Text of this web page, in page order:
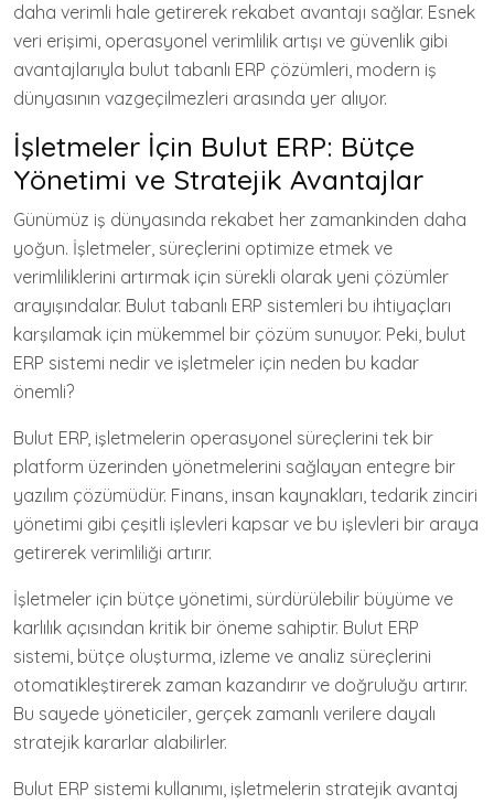
daha verimli hale getirerek rekabet avantajı sağlar. Esnek
veri erişimi, operasyonel verimlilik artışı ve güvenlik gibi
avantajlarıyla bulut tabanlı ERP çözümleri, modern iş
dünyasının vazgeçilmezleri arasında yer alıyor.
İşletmeler İçin Bulut ERP: Bütçe
Yönetimi ve Stratejik Avantajlar
Günümüz iş dünyasında rekabet her zamankinden daha
yoğun. İşletmeler, süreçlerini optimize etmek ve
verimliliklerini artırmak için sürekli olarak yeni çözümler
arayışındalar. Bulut tabanlı ERP sistemleri bu ihtiyaçları
karşılamak için mükemmel bir çözüm sunuyor. Peki, bulut
ERP sistemi nedir ve işletmeler için neden bu kadar
önemli?
Bulut ERP, işletmelerin operasyonel süreçlerini tek bir
platform üzerinden yönetmelerini sağlayan entegre bir
yazılım çözümüdür. Finans, insan kaynakları, tedarik zinciri
yönetimi gibi çeşitli işlevleri kapsar ve bu işlevleri bir araya
getirerek verimliliği artırır.
İşletmeler için bütçe yönetimi, sürdürülebilir büyüme ve
karlılık açısından kritik bir öneme sahiptir. Bulut ERP
sistemi, bütçe oluşturma, izleme ve analiz süreçlerini
otomatikleştirerek zaman kazandırır ve doğruluğu artırır.
Bu sayede yöneticiler, gerçek zamanlı verilere dayalı
stratejik kararlar alabilirler.
Bulut ERP sistemi kullanımı, işletmelerin stratejik avantaj